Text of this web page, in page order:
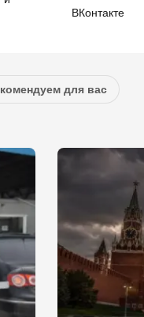
ВКонтакте
для вас